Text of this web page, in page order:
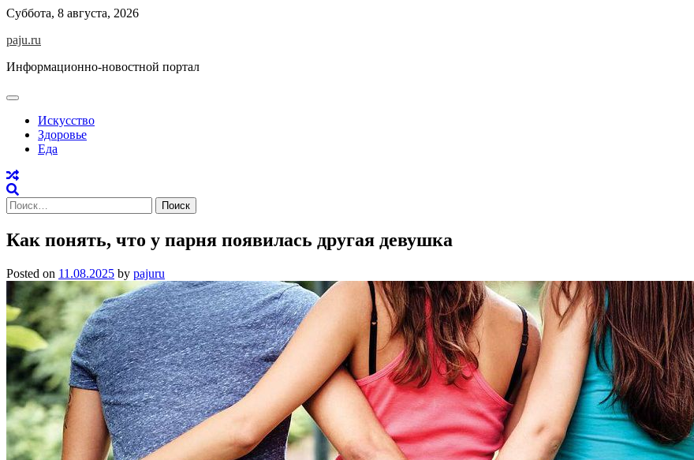
Skip
content
Суббота, 8 августа, 2026
paju.ru
Информационно-новостной портал
Искусство
Здоровье
Еда
Найти:
Как понять, что у парня появилась другая девушка
Posted on 11.08.2025 by pajuru